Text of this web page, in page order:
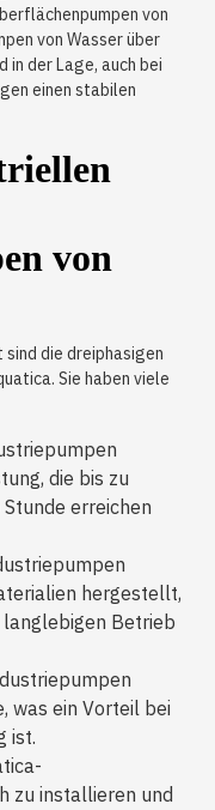
von
von Wasser über
in der Lage, auch bei
einen stabilen
von
die dreiphasigen
Sie haben viele
die bis zu
erreichen
hergestellt,
Betrieb
was ein Vorteil bei
ist.
zu installieren und